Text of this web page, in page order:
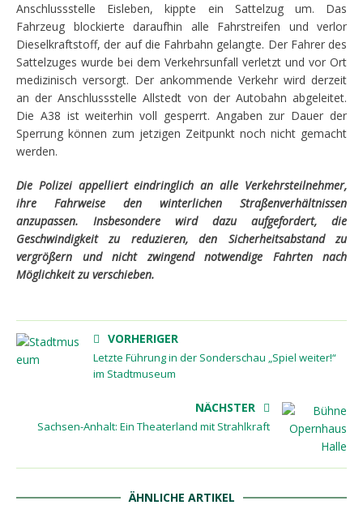
Anschlussstelle Eisleben, kippte ein Sattelzug um. Das
Fahrzeug blockierte daraufhin alle Fahrstreifen und verlor
Dieselkraftstoff, der auf die Fahrbahn gelangte. Der Fahrer des
Sattelzuges wurde bei dem Verkehrsunfall verletzt und vor Ort
medizinisch versorgt. Der ankommende Verkehr wird derzeit
an der Anschlussstelle Allstedt von der Autobahn abgeleitet.
Die A38 ist weiterhin voll gesperrt. Angaben zur Dauer der
Sperrung können zum jetzigen Zeitpunkt noch nicht gemacht
werden.
Die Polizei appelliert eindringlich an alle Verkehrsteilnehmer,
ihre Fahrweise den winterlichen Straßenverhältnissen
anzupassen. Insbesondere wird dazu aufgefordert, die
Geschwindigkeit zu reduzieren, den Sicherheitsabstand zu
vergrößern und nicht zwingend notwendige Fahrten nach
Möglichkeit zu verschieben.
VORHERIGER
Letzte Führung in der Sonderschau „Spiel weiter!“
im Stadtmuseum
NÄCHSTER
Sachsen-Anhalt: Ein Theaterland mit Strahlkraft
ÄHNLICHE ARTIKEL